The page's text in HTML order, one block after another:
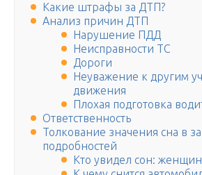
Какие штрафы за ДТП?
Анализ причин ДТП
Нарушение ПДД
Неисправности ТС
Дороги
Неуважение к другим
движения
Плохая подготовка
Ответственность
Толкование значения сна в
подробностей
Кто увидел сон: